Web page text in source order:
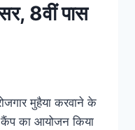
8वीं पास
मुहैया करवाने के
कैंप का आयोजन किया